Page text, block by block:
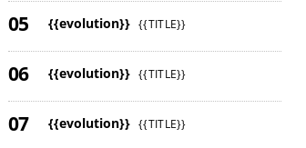
{{evolution}} {{TITLE}}
{{evolution}} {{TITLE}}
{{evolution}} {{TITLE}}